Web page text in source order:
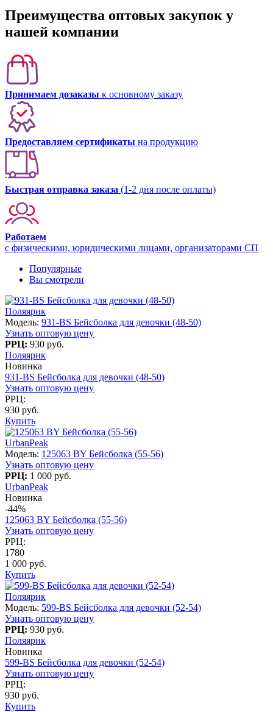
Преимущества оптовых закупок у
нашей компании
Принимаем дозаказы к основному заказу
Предоставляем сертификаты на продукцию
Быстрая отправка заказа (1-2 дня после оплаты)
Работаем
с физическими, юридическими лицами, организаторами СП
Популярные
Вы смотрели
Поляярик
Модель: 931-BS Бейсболка для девочки (48-50)
Узнать оптовую цену
РРЦ: 930 руб.
Поляярик
Новинка
931-BS Бейсболка для девочки (48-50)
Узнать оптовую цену
РРЦ:
930 руб.
Купить
UrbanPeak
Модель: 125063 BY Бейсболка (55-56)
Узнать оптовую цену
РРЦ: 1 000 руб.
UrbanPeak
Новинка
-44%
125063 BY Бейсболка (55-56)
Узнать оптовую цену
РРЦ:
1780
1 000 руб.
Купить
Поляярик
Модель: 599-BS Бейсболка для девочки (52-54)
Узнать оптовую цену
РРЦ: 930 руб.
Поляярик
Новинка
599-BS Бейсболка для девочки (52-54)
Узнать оптовую цену
РРЦ:
930 руб.
Купить